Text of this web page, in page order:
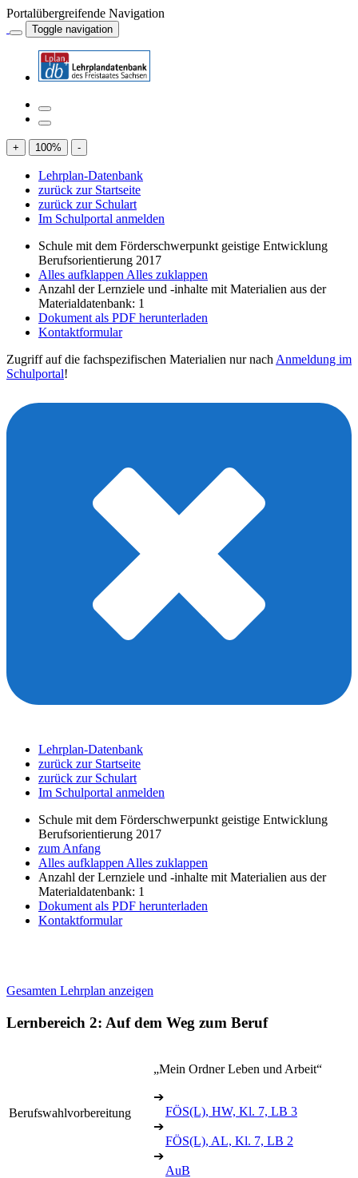
Portalübergreifende Navigation
Toggle navigation
+ 100% -
Lehrplan-Datenbank
zurück zur Startseite
zurück zur Schulart
Im Schulportal anmelden
Schule mit dem Förderschwerpunkt geistige Entwicklung
Berufsorientierung 2017
Alles aufklappen Alles zuklappen
Anzahl der Lernziele und -inhalte mit Materialien aus der
Materialdatenbank: 1
Dokument als PDF herunterladen
Kontaktformular
Zugriff auf die fachspezifischen Materialien nur nach Anmeldung im
Schulportal!
Lehrplan-Datenbank
zurück zur Startseite
zurück zur Schulart
Im Schulportal anmelden
Schule mit dem Förderschwerpunkt geistige Entwicklung
Berufsorientierung 2017
zum Anfang
Alles aufklappen Alles zuklappen
Anzahl der Lernziele und -inhalte mit Materialien aus der
Materialdatenbank: 1
Dokument als PDF herunterladen
Kontaktformular
Gesamten Lehrplan anzeigen
Lernbereich 2: Auf dem Weg zum Beruf
Berufswahlvorbereitung
„Mein Ordner Leben und Arbeit“
➔
FÖS(L), HW, Kl. 7, LB 3
➔
FÖS(L), AL, Kl. 7, LB 2
➔
AuB